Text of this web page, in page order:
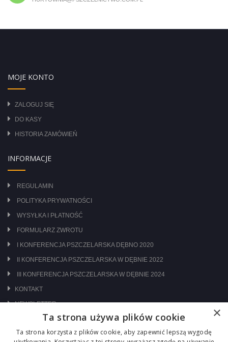
MOJE KONTO
ZALOGUJ SIĘ
DO KASY
HISTORIA ZAMÓWIEŃ
INFORMACJE
REGULAMIN
POLITYKA PRYWATNOŚCI
WYSYŁKA I PŁATNOŚĆ
FORMULARZ ZWROTU
I KONFERENCJA PSZCZELARSKA DĘBNO 2020
II KONFERENCJA PSZCZELARSKA W DĘBNIE 2022
III KONFERENCJA PSZCZELARSKA W DĘBNIE 2024
KONTAKT
NEWSLETTER
ODWIEDŹ NAS NA:
×
Ta strona używa plików cookie
Ta strona korzysta z plików cookie, aby zapewnić lepszą wygodę